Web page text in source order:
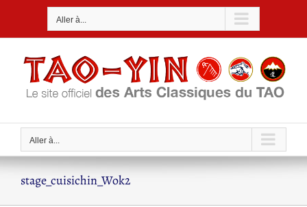
Aller à...
Aller à...
stage_cuisichin_Wok2